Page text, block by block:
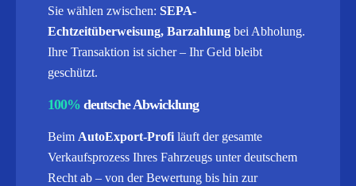
Sie wählen zwischen: SEPA-
Echtzeitüberweisung, Barzahlung bei Abholung.
Ihre Transaktion ist sicher – Ihr Geld bleibt
geschützt.
100% deutsche Abwicklung
Beim AutoExport-Profi läuft der gesamte
Verkaufsprozess Ihres Fahrzeugs unter deutschem
Recht ab – von der Bewertung bis hin zur